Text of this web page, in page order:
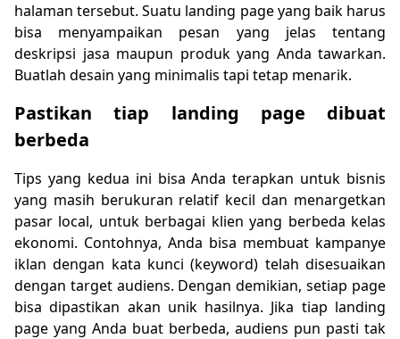
halaman tersebut. Suatu landing page yang baik harus
bisa menyampaikan pesan yang jelas tentang
deskripsi jasa maupun produk yang Anda tawarkan.
Buatlah desain yang minimalis tapi tetap menarik.
Pastikan tiap landing page dibuat
berbeda
Tips yang kedua ini bisa Anda terapkan untuk bisnis
yang masih berukuran relatif kecil dan menargetkan
pasar local, untuk berbagai klien yang berbeda kelas
ekonomi. Contohnya, Anda bisa membuat kampanye
iklan dengan kata kunci (keyword) telah disesuaikan
dengan target audiens. Dengan demikian, setiap page
bisa dipastikan akan unik hasilnya. Jika tiap landing
page yang Anda buat berbeda, audiens pun pasti tak